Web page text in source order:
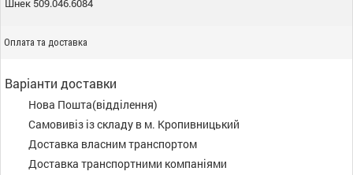
Шнек 509.046.6084
Оплата та доставка
Варіанти доставки
Нова Пошта(відділення)
Самовивіз із складу в м. Кропивницький
Доставка власним транспортом
Доставка транспортними компаніями